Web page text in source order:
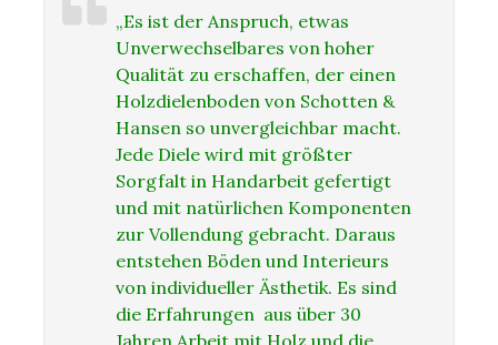
„Es ist der Anspruch, etwas
Unverwechselbares von hoher
Qualität zu erschaffen, der einen
Holzdielenboden von Schotten &
Hansen so unvergleichbar macht.
Jede Diele wird mit größter
Sorgfalt in Handarbeit gefertigt
und mit natürlichen Komponenten
zur Vollendung gebracht. Daraus
entstehen Böden und Interieurs
von individueller Ästhetik. Es sind
die Erfahrungen aus über 30
Jahren Arbeit mit Holz und die